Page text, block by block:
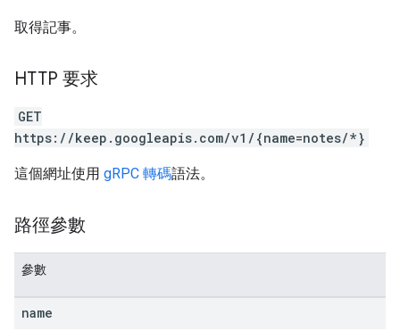
取得記事。
HTTP 要求
GET
https://keep.googleapis.com/v1/{name=notes/*}
這個網址使用 gRPC 轉碼語法。
路徑參數
參數
name